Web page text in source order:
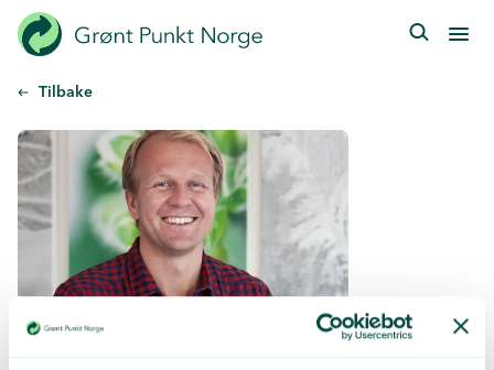
Hopp
til
Tilbake